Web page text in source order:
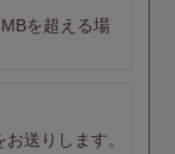
品カラー
を超える場
送りします。